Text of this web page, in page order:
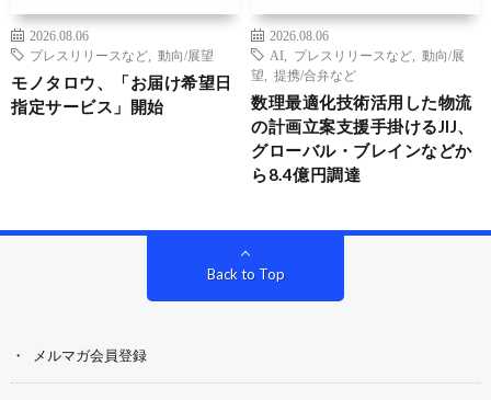
2026.08.06
プレスリリースなど
動向/展望
モノタロウ、「お届け希望日
指定サービス」開始
2026.08.06
AI
プレスリリースなど
動向/展
望
提携/合弁など
数理最適化技術活用した物流
の計画立案支援手掛けるJIJ、
グローバル・ブレインなどか
ら8.4億円調達
Back to Top
メルマガ会員登録